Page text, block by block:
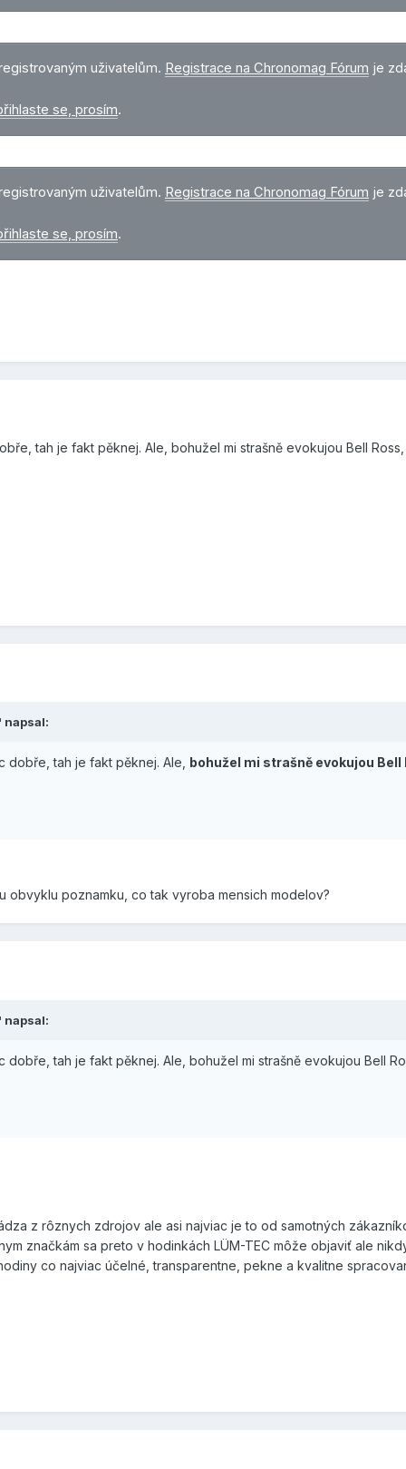
uživatelům. Registrace na Chronomag Fórum je
se, prosím.
uživatelům. Registrace na Chronomag Fórum je
se, prosím.
tah je fakt pěknej. Ale, bohužel mi strašně evokujou Bell
napsal:
dobře, tah je fakt pěknej. Ale, bohužel mi strašně evokujou Bell
obvyklu poznamku, co tak vyroba mensich modelov?
napsal:
dobře, tah je fakt pěknej. Ale, bohužel mi strašně evokujou Bell
z rôznych zdrojov ale asi najviac je to od samotných
značkám sa preto v hodinkách LÜM-TEC môže objaviť ale
co najviac účelné, transparentne, pekne a kvalitne